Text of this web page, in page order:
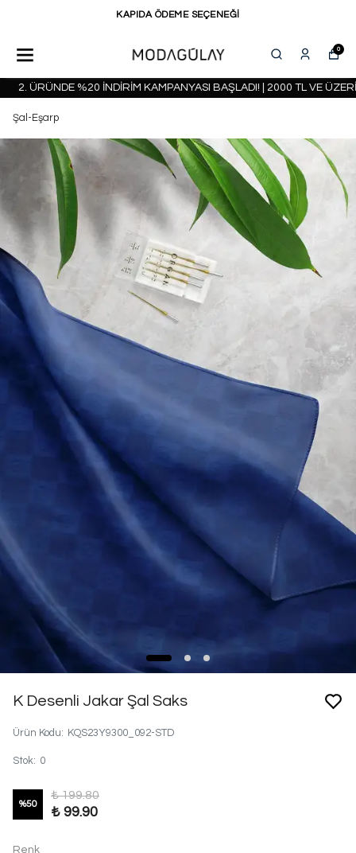
KAPIDA ÖDEME SEÇENEĞİ
0
2. ÜRÜNDE %20 İNDİRİM KAMPANYASI BAŞLADI! | 2000 TL VE ÜZERİ
Şal-Eşarp
K Desenli Jakar Şal Saks
Ürün Kodu: KQS23Y9300_092-STD
Stok: 0
%50
₺ 199.80
₺ 99.90
Renk